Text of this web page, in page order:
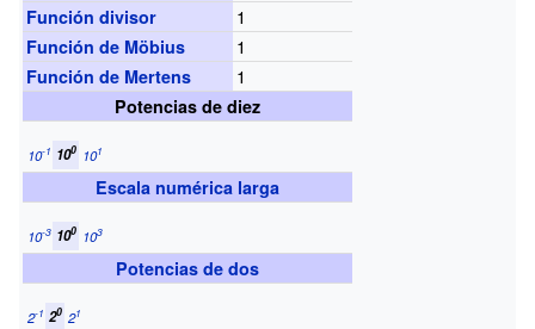
Función divisor 1
Función de Möbius 1
Función de Mertens 1
Potencias de diez
10-1 100 101
Escala numérica larga
10-3 100 103
Potencias de dos
2-1 20 21